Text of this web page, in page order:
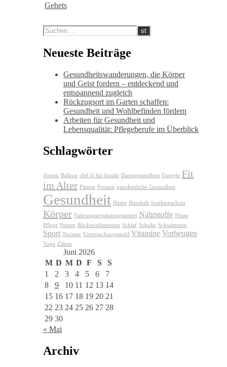
Gehets
Neueste Beiträge
Gesundheitswanderungen, die Körper
und Geist fordern – entdeckend und
entspannend zugleich
Rückzugsort im Garten schaffen:
Gesundheit und Wohlbefinden fördern
Arbeiten für Gesundheit und
Lebensqualität: Pflegeberufe im Überblick
Schlagwörter
Augen Balkon cbd öl für hunde Darmgesundheit Energie Fit
im Alter Fitness Freizeit ganzheitliche Gesundheit
Gesundheit Haare Haushalt Insektenschutz
Körper Nahrungsergänzungsmittel Nährstoffe Nüsse
Pflege Putzen Rückenschmerzen Schlaf Schuhe Schwimmen
Sport Terrasse Untersuchungsstuhl Vitamine Vorbeugen
Yoga Zähne
Juni 2026
M D M D F S
S
1
2 3 4 5 6
7
8
9 10 11 12 13 14
15 16 17 18 19 20 21
22 23 24 25 26 27 28
29 30
« Mai
Archiv